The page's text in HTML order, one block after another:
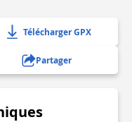
Télécharger GPX
Partager